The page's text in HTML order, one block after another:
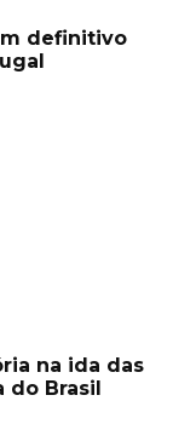
definitivo
na ida das
Brasil